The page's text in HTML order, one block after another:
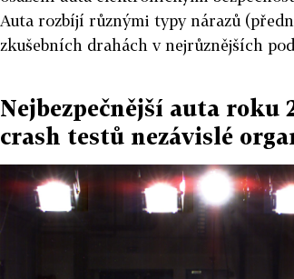
Auta rozbíjí různými typy nárazů
zkušebních drahách v nejrůznějších
Nejbezpečnější auta roku
crash testů nezávislé